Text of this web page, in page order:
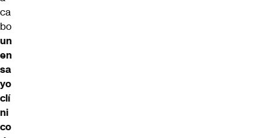
ca
bo
un
en
sa
yo
clí
ni
co